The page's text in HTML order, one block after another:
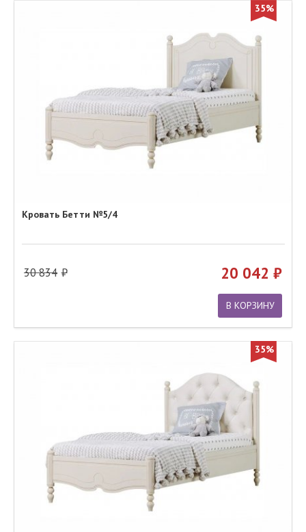
35%
Кровать Бетти №5/4
30 834 20 042
В КОРЗИНУ
35%